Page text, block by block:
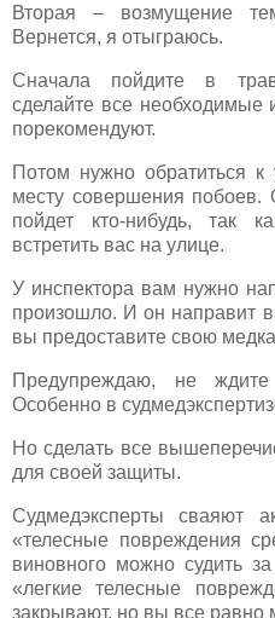
Вторая – возмущение
Вернется, я отыграюсь.
Сначала пойдите в
сделайте все необходимые
порекомендуют.
Потом нужно обратиться к
месту совершения
пойдет кто-нибудь, так
встретить вас на улице.
У инспектора вам нужно
произошло. И он направит
вы предоставите свою
Предупреждаю, не
Особенно в
Но сделать все
для своей защиты.
Судмедэксперты сваяют
«телесные повреждения
виновного можно судить
«легкие телесные
закрывают, но вы все равно